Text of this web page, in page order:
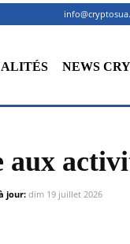
NEWS
jour:dim 19 juillet 2026